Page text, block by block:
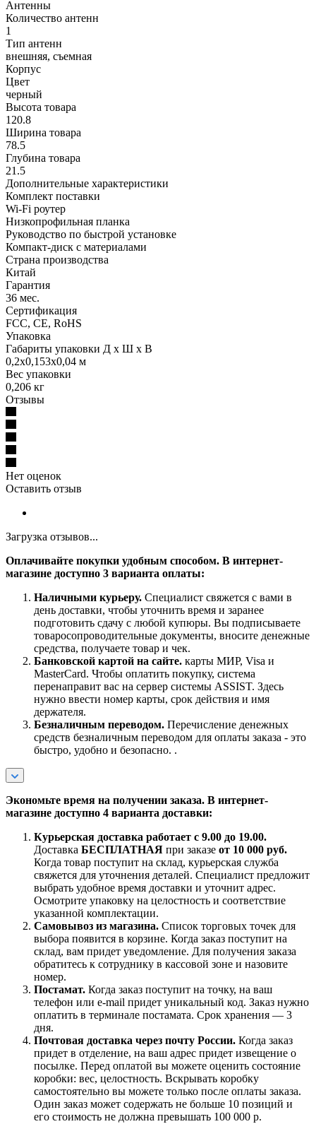
Антенны
Количество антенн
1
Тип антенн
внешняя, съемная
Корпус
Цвет
черный
Высота товара
120.8
Ширина товара
78.5
Глубина товара
21.5
Дополнительные характеристики
Комплект поставки
Wi-Fi роутер
Низкопрофильная планка
Руководство по быстрой установке
Компакт-диск с материалами
Страна производства
Китай
Гарантия
36 мес.
Сертификация
FCC, CE, RoHS
Упаковка
Габариты упаковки Д х Ш х В
0,2x0,153x0,04 м
Вес упаковки
0,206 кг
Отзывы
Нет оценок
Оставить отзыв
Загрузка отзывов...
Оплачивайте покупки удобным способом. В интернет-
магазине доступно 3 варианта оплаты:
Наличными курьеру. Специалист свяжется с вами в
день доставки, чтобы уточнить время и заранее
подготовить сдачу с любой купюры. Вы подписываете
товаросопроводительные документы, вносите денежные
средства, получаете товар и чек.
Банковской картой на сайте. карты МИР, Visa и
MasterCard. Чтобы оплатить покупку, система
перенаправит вас на сервер системы ASSIST. Здесь
нужно ввести номер карты, срок действия и имя
держателя.
Безналичным переводом. Перечисление денежных
средств безналичным переводом для оплаты заказа - это
быстро, удобно и безопасно. .
Экономьте время на получении заказа. В интернет-
магазине доступно 4 варианта доставки:
Курьерская доставка работает с 9.00 до 19.00.
Доставка БЕСПЛАТНАЯ при заказе от 10 000 руб.
Когда товар поступит на склад, курьерская служба
свяжется для уточнения деталей. Специалист предложит
выбрать удобное время доставки и уточнит адрес.
Осмотрите упаковку на целостность и соответствие
указанной комплектации.
Самовывоз из магазина. Список торговых точек для
выбора появится в корзине. Когда заказ поступит на
склад, вам придет уведомление. Для получения заказа
обратитесь к сотруднику в кассовой зоне и назовите
номер.
Постамат. Когда заказ поступит на точку, на ваш
телефон или e-mail придет уникальный код. Заказ нужно
оплатить в терминале постамата. Срок хранения — 3
дня.
Почтовая доставка через почту России. Когда заказ
придет в отделение, на ваш адрес придет извещение о
посылке. Перед оплатой вы можете оценить состояние
коробки: вес, целостность. Вскрывать коробку
самостоятельно вы можете только после оплаты заказа.
Один заказ может содержать не больше 10 позиций и
его стоимость не должна превышать 100 000 р.